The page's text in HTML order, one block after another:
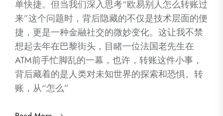
单快捷。但当我们深入思考“欧易别人怎么转账过
来”这个问题时，背后隐藏的不仅是技术层面的便
捷，更是一种金融社交的微妙变化。这让我不禁
想起去年在巴黎街头，目睹一位法国老先生在
ATM前手忙脚乱的一幕，也许，转账这件小事，
背后藏着的是人类对未知世界的探索和恐惧。转
账，从“怎么”